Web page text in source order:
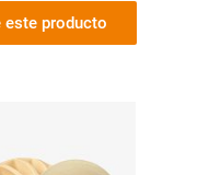
este producto